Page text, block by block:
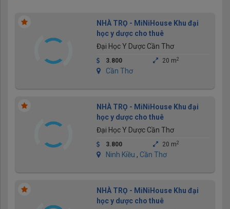
NHÀ TRỌ - MiNiHouse Khu đại
học y dược cho thuê
Đại Học Y Dược Cần Thơ
3.800 20 m2
Cần Thơ
NHÀ TRỌ - MiNiHouse Khu đại
học y dược cho thuê
Đại Học Y Dược Cần Thơ
3.800 20 m2
Ninh Kiều , Cần Thơ
NHÀ TRỌ - MiNiHouse Khu đại
học y dược cho thuê